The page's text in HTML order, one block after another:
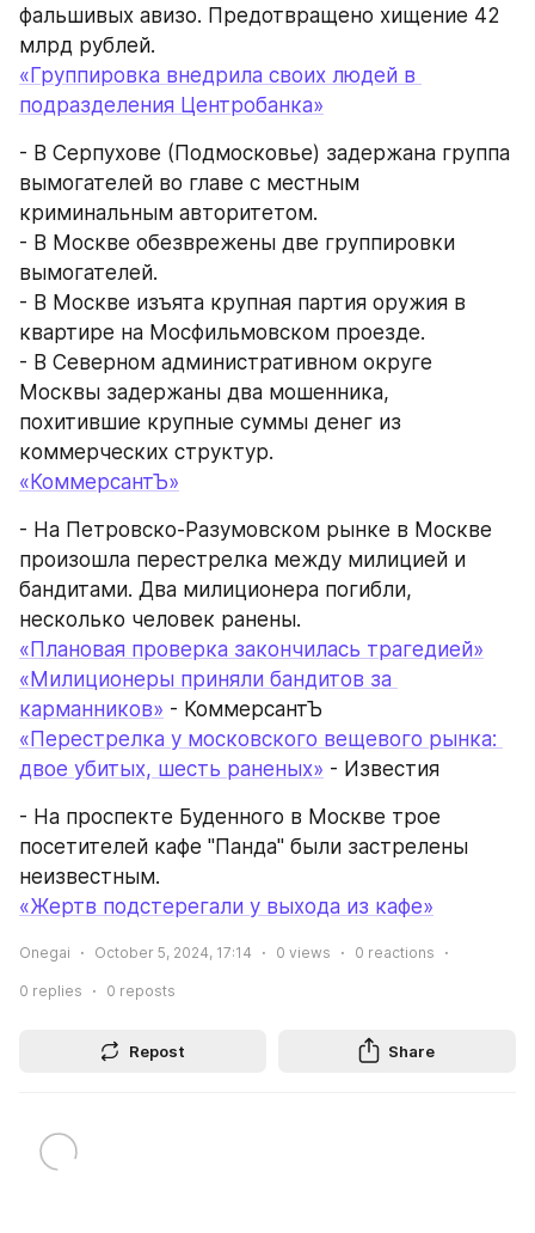
фальшивых авизо. Предотвращено хищение 42
млрд рублей.
«Группировка внедрила своих людей в
подразделения Центробанка»
- В Серпухове (Подмосковье) задержана группа
вымогателей во главе с местным
криминальным авторитетом.
- В Москве обезврежены две группировки
вымогателей.
- В Москве изъята крупная партия оружия в
квартире на Мосфильмовском проезде.
- В Северном административном округе
Москвы задержаны два мошенника,
похитившие крупные суммы денег из
коммерческих структур.
«КоммерсантЪ»
- На Петровско-Разумовском рынке в Москве
произошла перестрелка между милицией и
бандитами. Два милиционера погибли,
несколько человек ранены.
«Плановая проверка закончилась трагедией»
«Милиционеры приняли бандитов за
карманников» - КоммерсантЪ
«Перестрелка у московского вещевого рынка:
двое убитых, шесть раненых» - Известия
- На проспекте Буденного в Москве трое
посетителей кафе "Панда" были застрелены
неизвестным.
«Жертв подстерегали у выхода из кафе»
Onegai October 5, 2024, 17:14 0 views 0 reactions
0 replies 0 reposts
Repost Share